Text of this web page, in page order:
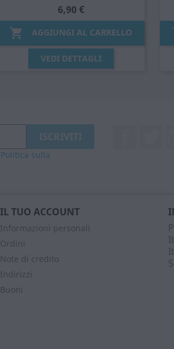
6,90 €
 AGGIUNGI AL CARRELLO
VEDI DETTAGLI

Politica sulla
IL TUO ACCOUNT
Informazioni personali
Ordini
Note di credito
Indirizzi
Buoni